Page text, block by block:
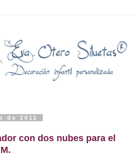
de 2011
con dos nubes para el